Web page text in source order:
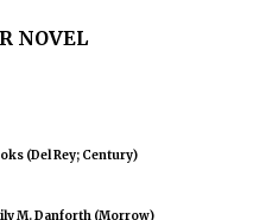
NOVEL
(Del Rey; Century)
M. Danforth (Morrow)